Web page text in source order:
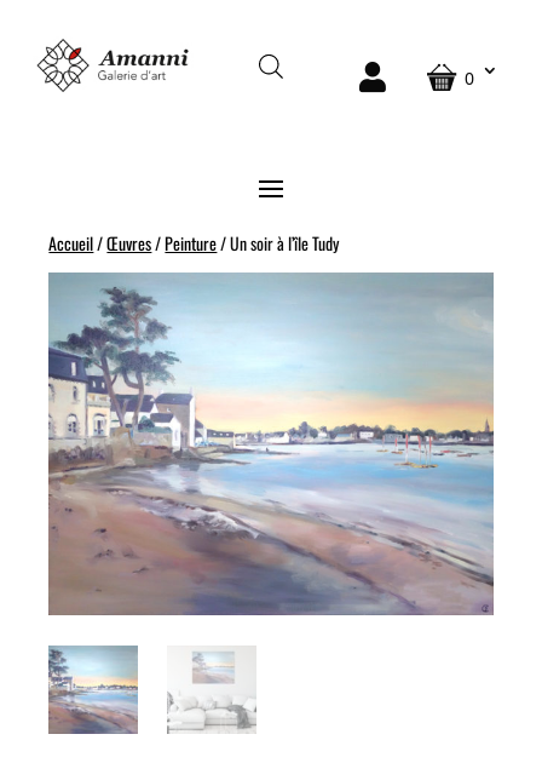
0
Accueil/Œuvres/Peinture/ Un soir à l’île Tudy